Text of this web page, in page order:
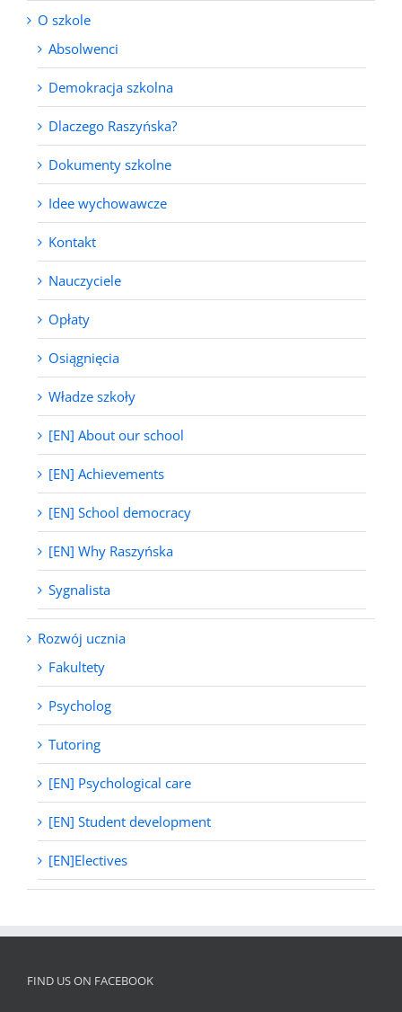
O szkole
Absolwenci
Demokracja szkolna
Dlaczego Raszyńska?
Dokumenty szkolne
Idee wychowawcze
Kontakt
Nauczyciele
Opłaty
Osiągnięcia
Władze szkoły
[EN] About our school
[EN] Achievements
[EN] School democracy
[EN] Why Raszyńska
Sygnalista
Rozwój ucznia
Fakultety
Psycholog
Tutoring
[EN] Psychological care
[EN] Student development
[EN]Electives
FIND US ON FACEBOOK